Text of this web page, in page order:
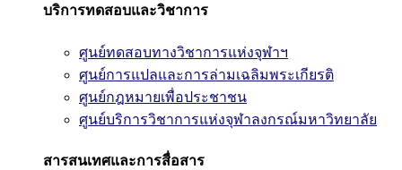
บริการทดสอบและวิชาการ
ศูนย์ทดสอบทางวิชาการแห่งจุฬาฯ
ศูนย์การแปลและการล่ามเฉลิมพระเกียรติ
ศูนย์กฎหมายเพื่อประชาชน
ศูนย์บริการวิชาการแห่งจุฬาลงกรณ์มหาวิทยาลัย
สารสนเทศและการสื่อสาร